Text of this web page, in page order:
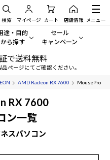
検索 マイページ カート 店舗情報 メニュー
みる
途・目的
から探す
一般向けパソコン
ーミングPC・ゲーム向けパソコン
ジネス向けパソコン
セール
キャンペーン
セール・キャンペー
期間限定セール
おすすめ目玉パソコン
で送料無料
ページにてご確認ください。
AMD Radeon RX 7600 MousePro
RX 7600
ン一覧
スパソコン